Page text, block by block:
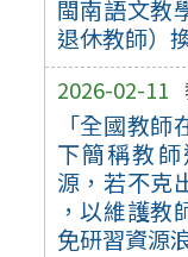
閩南語文教
退休教師）
2026-02-11
「全國教
下簡稱教
源，若不克
，以維護教
免研習資源